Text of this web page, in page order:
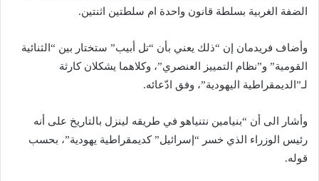
الضفة الغربية بسلطة قانون واحدة ام سلطتين اثنتين.
وأضاف فريدمان إن “ذلك يعني بأن “تل أبيب” ستختار بين “الثنائية
القومية” و”نظام التمييز العنصري”، وكلاهما يشكلان كارثة
لـ”الديمقراطية اليهودية”، وفق ادّعائه.
وأشار الى أن “بنيامين نتنياهو في طريقه لينزل بالتاريخ على أنه
رئيس الوزراء الذي خسر “إسرائيل” كديمقراطية يهودية”، بحسب
قوله.